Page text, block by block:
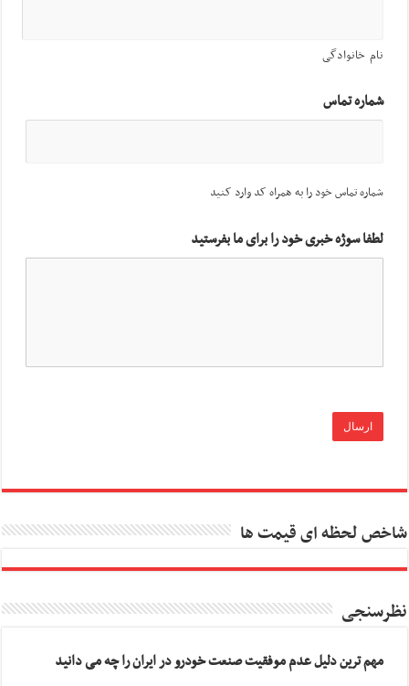
نام خانوادگی
شماره تماس
شماره تماس خود را به همراه کد وارد کنید
لطفا سوژه خبری خود را برای ما بفرستید
شاخص لحظه ای قیمت ها
نظرسنجی
مهم ترین دلیل عدم موفقیت صنعت خودرو در ایران را چه می دانید